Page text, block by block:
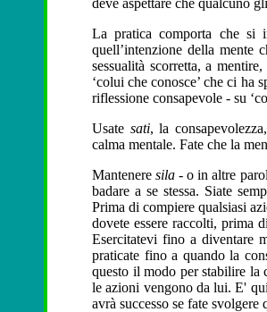
deve aspettare che qualcuno
La pratica comporta che si
quell’intenzione della mente
sessualità scorretta, a
‘colui che conosce’ che ci ha
riflessione consapevole - su
Usate sati, la
calma mentale. Fate che la
Manteneresila -o in altre
badare a se stessa. Siate
Prima di compiere qualsiasi
dovete essere raccolti, prima
Esercitatevi fino a diventare
praticate fino a quando la
questo il modo per stabilire la
le azioni vengono da lui. E'
avrà successo se fate